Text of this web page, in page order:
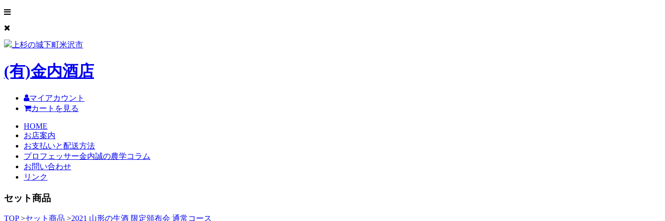
上杉の城下町米沢市
(有)金内酒店
マイアカウント
カートを見る
HOME
お店案内
お支払いと配送方法
プロフェッサー金内誠の農学コラム
お問い合わせ
リンク
セット商品
TOP >セット商品 >2021 山形の生酒 限定頒布会 通常コース